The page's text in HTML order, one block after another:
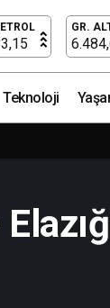
GR.
Teknoloji